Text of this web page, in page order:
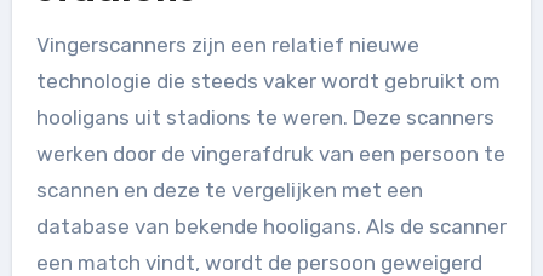
Vingerscanners zijn een relatief nieuwe
technologie die steeds vaker wordt gebruikt om
hooligans uit stadions te weren. Deze scanners
werken door de vingerafdruk van een persoon te
scannen en deze te vergelijken met een
database van bekende hooligans. Als de scanner
een match vindt, wordt de persoon geweigerd